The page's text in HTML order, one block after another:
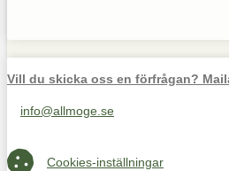
Vill du skicka oss en förfrågan?
Maila oss på info@allmoge.se
info@allmoge.se
Cookies-inställningar
Cookies-inställningar